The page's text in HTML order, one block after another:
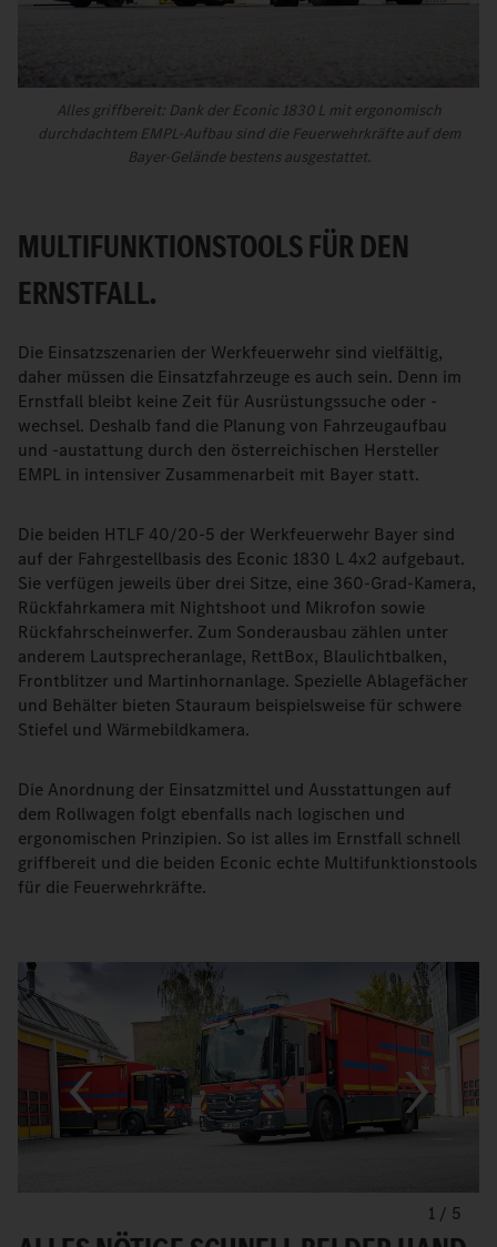
Alles griffbereit: Dank der Econic 1830 L mit ergonomisch
durchdachtem EMPL-Aufbau sind die Feuerwehrkräfte auf dem
Bayer-Gelände bestens ausgestattet.
MULTIFUNKTIONSTOOLS FÜR DEN
ERNSTFALL.
Die Einsatzszenarien der Werkfeuerwehr sind vielfältig,
daher müssen die Einsatzfahrzeuge es auch sein. Denn im
Ernstfall bleibt keine Zeit für Ausrüstungssuche oder -
wechsel. Deshalb fand die Planung von Fahrzeugaufbau
und -austattung durch den österreichischen Hersteller
EMPL in intensiver Zusammenarbeit mit Bayer statt.
Die beiden HTLF 40/20-5 der Werkfeuerwehr Bayer sind
auf der Fahrgestellbasis des Econic 1830 L 4x2 aufgebaut.
Sie verfügen jeweils über drei Sitze, eine 360-Grad-Kamera,
Rückfahrkamera mit Nightshoot und Mikrofon sowie
Rückfahrscheinwerfer. Zum Sonderausbau zählen unter
anderem Lautsprecheranlage, RettBox, Blaulichtbalken,
Frontblitzer und Martinhornanlage. Spezielle Ablagefächer
und Behälter bieten Stauraum beispielsweise für schwere
Stiefel und Wärmebildkamera.
Die Anordnung der Einsatzmittel und Ausstattungen auf
dem Rollwagen folgt ebenfalls nach logischen und
ergonomischen Prinzipien. So ist alles im Ernstfall schnell
griffbereit und die beiden Econic echte Multifunktionstools
für die Feuerwehrkräfte.
1 / 5